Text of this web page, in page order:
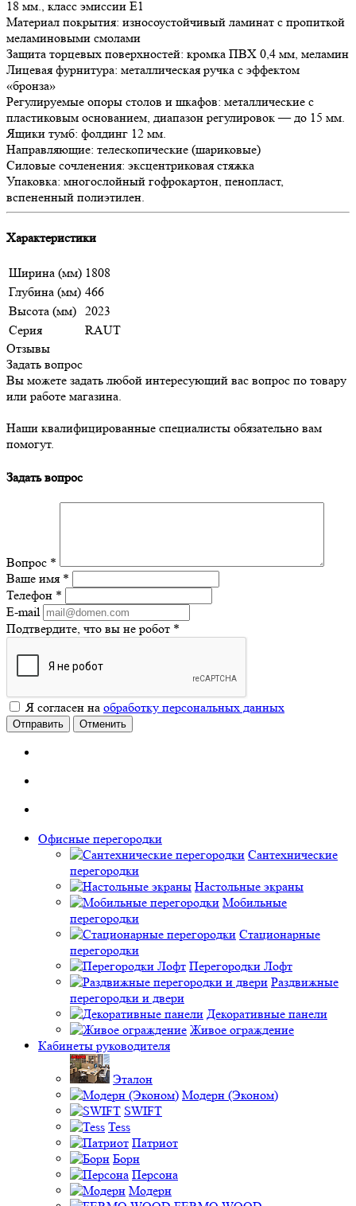
18 мм., класс эмиссии Е1
Материал покрытия: износоустойчивый ламинат с пропиткой
меламиновыми смолами
Защита торцевых поверхностей: кромка ПВХ 0,4 мм, меламин
Лицевая фурнитура: металлическая ручка с эффектом
«бронза»
Регулируемые опоры столов и шкафов: металлические с
пластиковым основанием, диапазон регулировок — до 15 мм.
Ящики тумб: фолдинг 12 мм.
Направляющие: телескопические (шариковые)
Силовые сочленения: эксцентриковая стяжка
Упаковка: многослойный гофрокартон, пенопласт,
вспененный полиэтилен.
Характеристики
Ширина (мм) 1808
Глубина (мм) 466
Высота (мм) 2023
Серия
RAUT
Отзывы
Задать вопрос
Вы можете задать любой интересующий вас вопрос по товару
или работе магазина.
Наши квалифицированные специалисты обязательно вам
помогут.
Задать вопрос
Вопрос *
Ваше имя *
Телефон *
E-mail
Подтвердите, что вы не робот *
Я согласен на обработку персональных данных
Отправить Отменить
Офисные перегородки
Сантехнические
перегородки
Настольные экраны
Мобильные
перегородки
Стационарные
перегородки
Перегородки Лофт
Раздвижные
перегородки и двери
Декоративные панели
Живое ограждение
Кабинеты руководителя
Эталон
Модерн (Эконом)
SWIFT
Tess
Патриот
Борн
Персона
Модерн